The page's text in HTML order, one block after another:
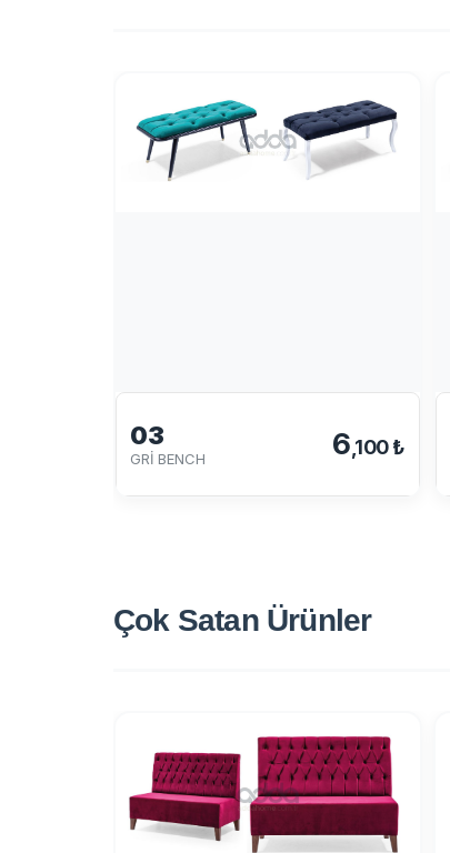
03
GRİ BENCH 6 ,100 ₺
Çok SatanÜrünler